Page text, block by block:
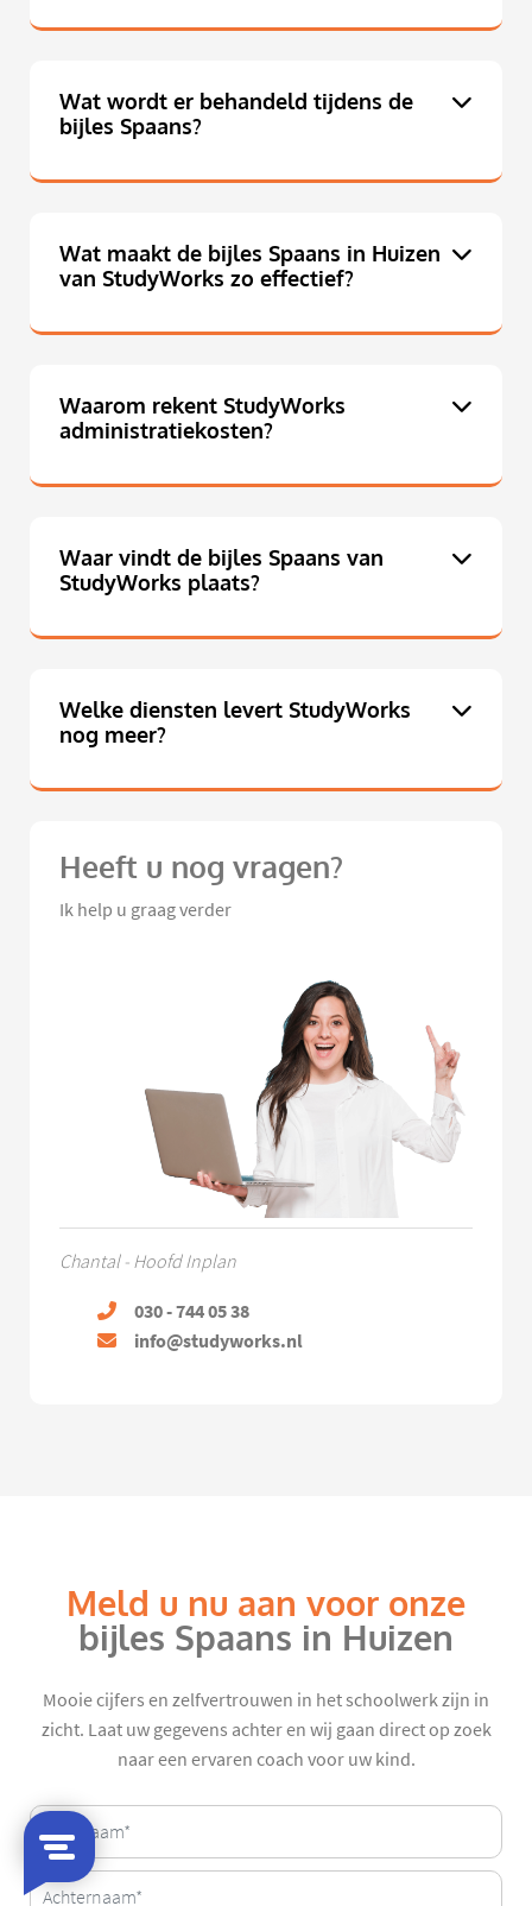
Wat wordt er behandeld tijdens de
bijles Spaans?
Wat maakt de bijles Spaans in Huizen
van StudyWorks zo effectief?
Waarom rekent StudyWorks
administratiekosten?
Waar vindt de bijles Spaans van
StudyWorks plaats?
Welke diensten levert StudyWorks
nog meer?
Heeft u nog vragen?
Ik help u graag verder
Chantal - Hoofd Inplan
030 - 744 05 38
info@studyworks.nl
Meld u nu aan voor onze
bijles Spaans in Huizen
Mooie cijfers en zelfvertrouwen in het schoolwerk zijn in
zicht. Laat uw gegevens achter en wij gaan direct op zoek
naar een ervaren coach voor uw kind.